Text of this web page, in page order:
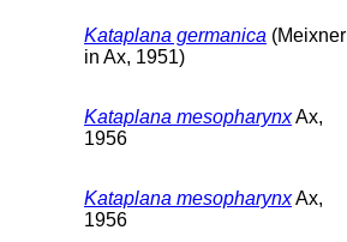
Kataplana germanica (Meixner
in Ax, 1951)
Kataplana mesopharynxAx,
1956
Kataplana mesopharynxAx,
1956